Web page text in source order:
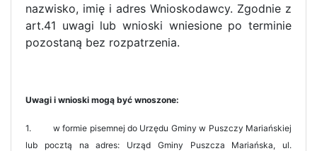
nazwisko, imię i adres Wnioskodawcy. Zgodnie z
art.41 uwagi lub wnioski wniesione po terminie
pozostaną bez rozpatrzenia.
Uwagi i wnioski mogą być wnoszone:
1.
w formie pisemnej do Urzędu Gminy w Puszczy Mariańskiej
lub pocztą na adres: Urząd Gminy Puszcza Mariańska, ul.